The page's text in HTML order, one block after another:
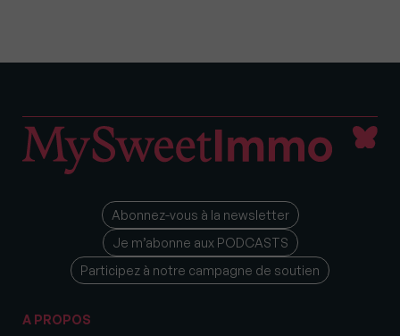
Abonnez-vous à la newsletter
Je m’abonne aux PODCASTS
Participez à notre campagne de soutien
A PROPOS